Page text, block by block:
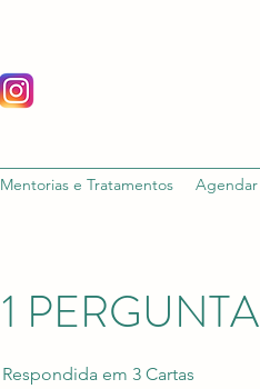
Mentorias e Tratamentos
1 PERGUNTA
Respondida em 3 Cartas